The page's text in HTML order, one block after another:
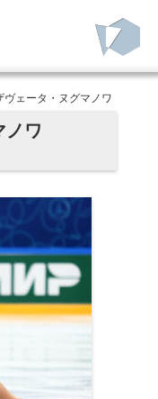
ェータ・ヌグマノワ
ノワ